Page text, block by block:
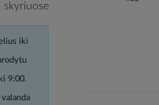
skyriuose
iki
9:00.